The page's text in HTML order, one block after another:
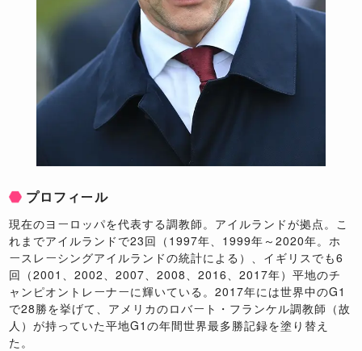
プロフィール
現在のヨーロッパを代表する調教師。アイルランドが拠点。こ
れまでアイルランドで23回（1997年、1999年～2020年。ホ
ースレーシングアイルランドの統計による）、イギリスでも6
回（2001、2002、2007、2008、2016、2017年）平地のチ
ャンピオントレーナーに輝いている。2017年には世界中のG1
で28勝を挙げて、アメリカのロバート・フランケル調教師（故
人）が持っていた平地G1の年間世界最多勝記録を塗り替え
た。